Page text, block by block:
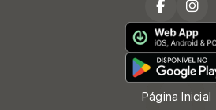
Página Inicial